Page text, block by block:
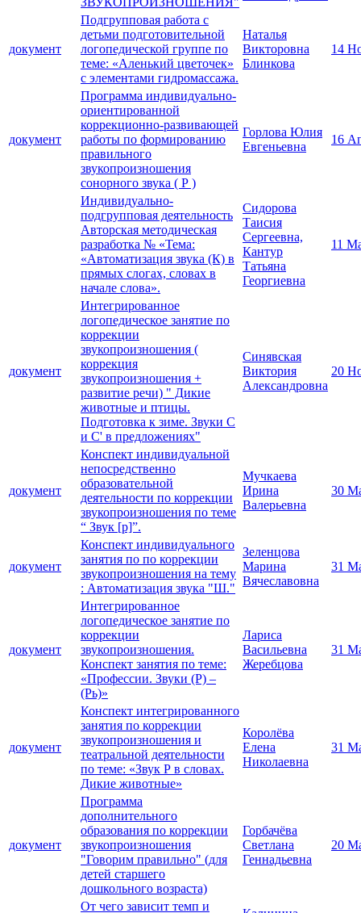
документ
Подгрупповая работа с
детьми подготовительной
логопедической группе по
теме: «Аленький цветочек»
с элементами гидромассажа.
Наталья
Викторовна
Блинкова
14
документ
Программа индивидуально-
ориентированной
коррекционно-развивающей
работы по формированию
правильного
звукопроизношения
сонорного звука ( Р )
Горлова Юлия
Евгеньевна
16
Индивидуально-
подгрупповая деятельность
Авторская методическая
разработка № «Тема:
«Автоматизация звука (К) в
прямых слогах, словах в
начале слова».
Сидорова
Таисия
Сергеевна,
Кантур
Татьяна
Георгиевна
11
документ
Интегрированное
логопедическое занятие по
коррекции
звукопроизношения (
коррекция
звукопроизношения +
развитие речи) " Дикие
животные и птицы.
Подготовка к зиме. Звуки С
и С' в предложениях"
Синявская
Виктория
Александровна
20
документ
Конспект индивидуальной
непосредственно
образовательной
деятельности по коррекции
звукопроизношения по теме
“ Звук [p]”.
Мучкаева
Ирина
Валерьевна
30
документ
Конспект индивидуального
занятия по по коррекции
звукопроизношения на тему
: Автоматизация звука "Ш."
Зеленцова
Марина
Вячеславовна
31
документ
Интегрированное
логопедическое занятие по
коррекции
звукопроизношения.
Конспект занятия по теме:
«Профессии. Звуки (Р) –
(Рь)»
Лариса
Васильевна
Жеребцова
31
документ
Конспект интегрированного
занятия по коррекции
звукопроизношения и
театральной деятельности
по теме: «Звук Р в словах.
Дикие животные»
Королёва
Елена
Николаевна
31
документ
Программа
дополнительного
образования по коррекции
звукопроизношения
"Говорим правильно" (для
детей старшего
дошкольного возраста)
Горбачёва
Светлана
Геннадьевна
20
От чего зависит темп и